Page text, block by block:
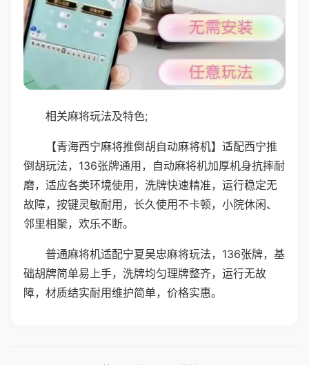
相关麻将玩法及特色;
【青海西宁麻将推倒胡自动麻将机】适配西宁推
倒胡玩法，136张牌通用，自动麻将机加厚机身抗摔耐
磨，适应各类环境使用，洗牌快速精准，运行稳定无
故障，按键灵敏耐用，长久使用不卡顿，小院休闲、
邻里相聚，欢乐不断。
普通麻将机适配宁夏吴忠麻将玩法，136张牌，基
础胡牌简单易上手，洗牌均匀理牌整齐，运行无故
障，材质结实耐用维护简单，价格实惠。